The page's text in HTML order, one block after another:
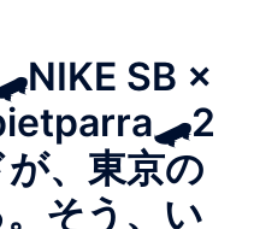
SB ×
、東京の
そう、い